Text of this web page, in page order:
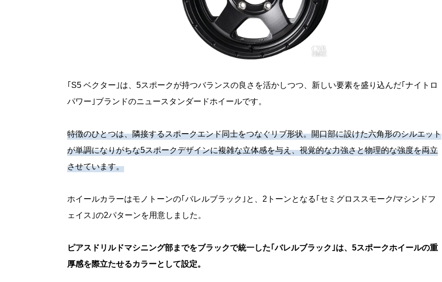
｢S5 ベクター｣は、5スポークが持つバランスの良さを活かしつつ、新しい要素を盛り込んだ｢ナイトロ
パワー｣ブランドのニュースタンダードホイールです。
特徴のひとつは、隣接するスポークエンド同士をつなぐリブ形状。開口部に設けた六角形のシルエット
が単調になりがちな5スポークデザインに複雑な立体感を与え、視覚的な力強さと物理的な強度を両立
させています。
ホイールカラーはモノトーンの｢バレルブラック｣と、2トーンとなる｢セミグロススモーク/マシンドフ
ェイス｣の2パターンを用意しました。
ピアスドリルドマシニング部までをブラックで統一した｢バレルブラック｣は、5スポークホイールの重
厚感を際立たせるカラーとして設定。